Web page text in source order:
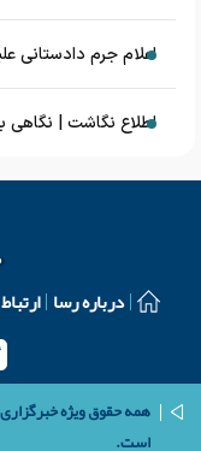
اعلام جرم دادستانی
اطلاع نگاشت | نگاهی
درباره رسا
همه حقوق ویژه
است.